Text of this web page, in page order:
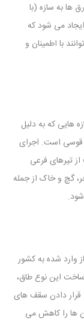
به سازه (با
می شود که
با اطمینان و
که به دلیل
قوسی است. اجرای
تیرهای فرعی
گچ و خاک از جمله
شده به کشور
این نوع طاق،
دادن سقف های
ها را کاهش می